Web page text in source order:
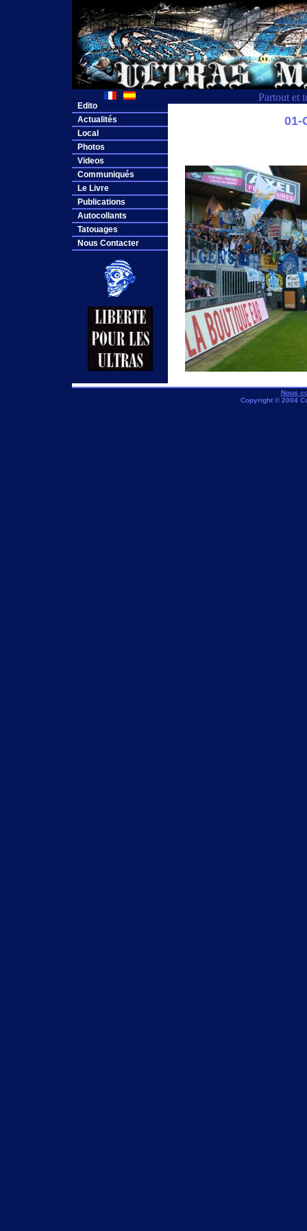
Partout et
Edito
Actualités
Local
Photos
Videos
Communiqués
Le Livre
Publications
Autocollants
Tatouages
Nous Contacter
01-
Nous
Copyright © 2004